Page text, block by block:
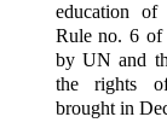
educa­tion of
Rule no. 6 of
by UN and
the rights
brought in